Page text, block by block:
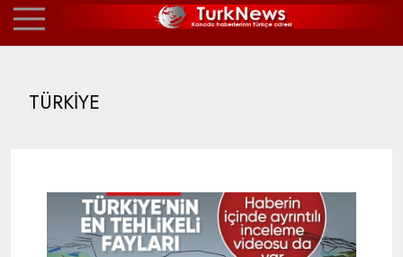
TÜRKİYE